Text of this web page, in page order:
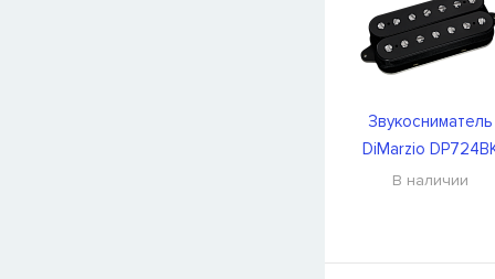
Звукосниматель
DiMarzio
В наличии